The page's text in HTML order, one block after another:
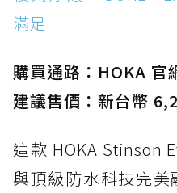
滿足
購買通路：HOKA 官
建議售價：新台幣
這款 HOKA Stinson
與頂級防水科技完美